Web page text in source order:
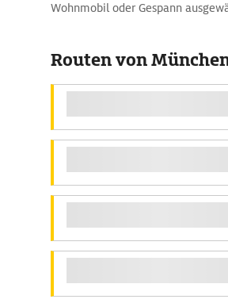
Wohnmobil oder Gespann
Routen von